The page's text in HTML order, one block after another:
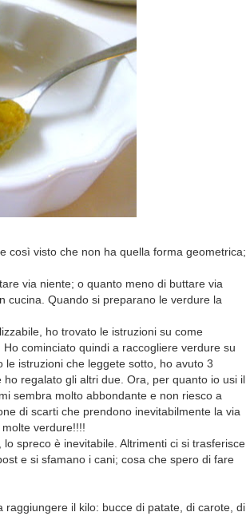
così visto che non ha quella forma geometrica;
via niente; o quanto meno di buttare via
cucina. Quando si preparano le verdure la
ho trovato le istruzioni su come
. Ho cominciato quindi a raccogliere verdure su
istruzioni che leggete sotto, ho avuto 3
regalato gli altri due. Ora, per quanto io usi il
sembra molto abbondante e non riesco a
di scarti che prendono inevitabilmente la via
verdure!!!!
spreco è inevitabile. Altrimenti ci si trasferisce
e si sfamano i cani; cosa che spero di fare
raggiungere il kilo: bucce di patate, di carote, di